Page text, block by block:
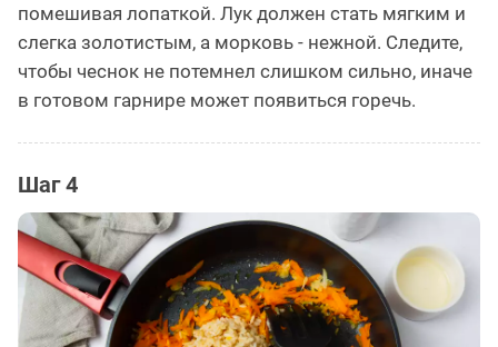
помешивая лопаткой. Лук должен стать мягким и
слегка золотистым, а морковь - нежной. Следите,
чтобы чеснок не потемнел слишком сильно, иначе
в готовом гарнире может появиться горечь.
Шаг 4